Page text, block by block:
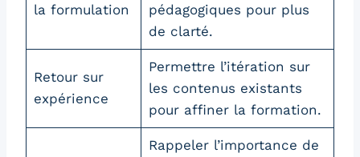
la formulation
pédagogiques pour plus
de clarté.
Retour sur
expérience
Permettre l’itération sur
les contenus existants
pour affiner la formation.
Rappeler l’importance de